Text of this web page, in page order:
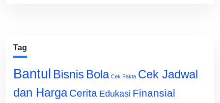
Tag
Bantul Bisnis Bola Cek Fakta Cek Jadwal
dan Harga Cerita Edukasi Finansial